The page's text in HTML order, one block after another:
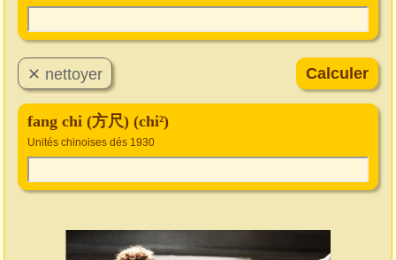
fang chi (方尺) (chi²)
Unités chinoises dés 1930